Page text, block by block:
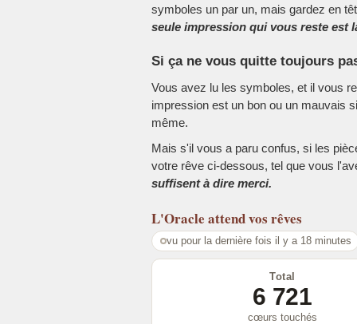
symboles un par un, mais gardez en
seule impression qui vous reste est
Si ça ne vous quitte toujours
Vous avez lu les symboles, et il vous
impression est un bon ou un mauvais
même.
Mais s'il vous a paru confus, si les
votre rêve ci-dessous, tel que vous
suffisent à dire merci.
L'Oracle attend vos rêves
vu pour la dernière fois il y a 18 minutes
Total
6 721
cœurs touchés